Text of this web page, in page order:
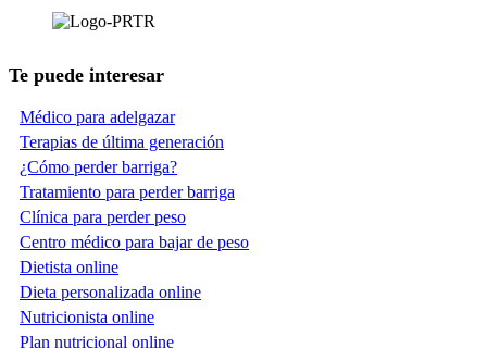
Te puede interesar
Médico para adelgazar
Terapias de última generación
¿Cómo perder barriga?
Tratamiento para perder barriga
Clínica para perder peso
Centro médico para bajar de peso
Dietista online
Dieta personalizada online
Nutricionista online
Plan nutricional online